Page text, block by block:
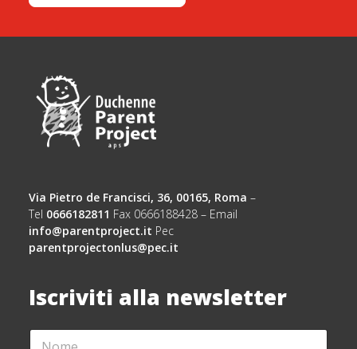
Via Pietro de Francisci, 36, 00165, Roma –
Tel 0666182811 Fax 0666188428 – Email
info@parentproject.it Pec
parentprojectonlus@pec.it
Iscriviti alla newsletter
N